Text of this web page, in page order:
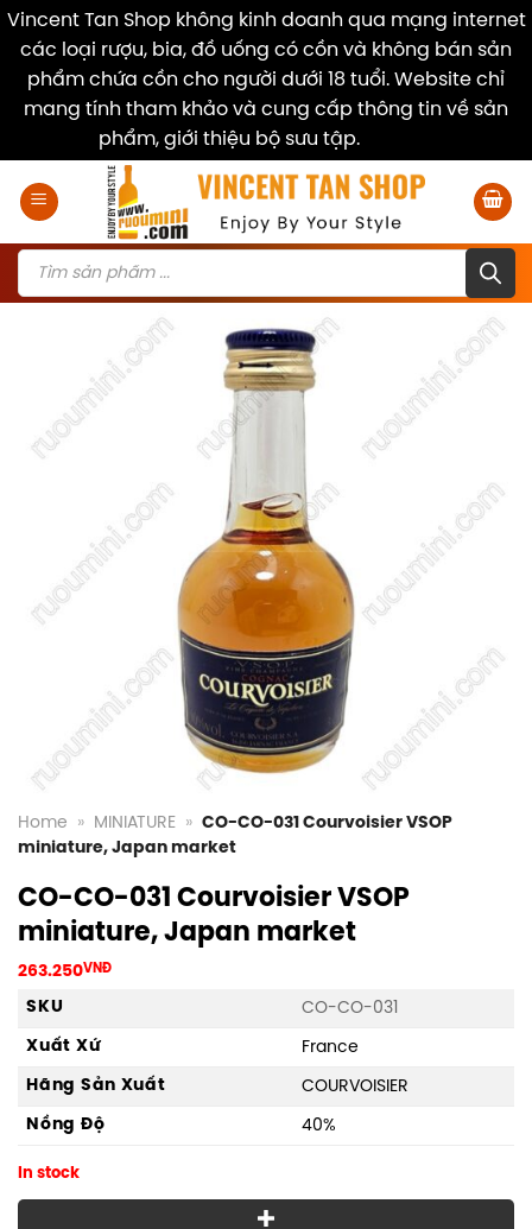
Vincent Tan Shop không kinh doanh qua mạng internet
các loại rượu, bia, đồ uống có cồn và không bán sản
phẩm chứa cồn cho người dưới 18 tuổi. Website chỉ
mang tính tham khảo và cung cấp thông tin về sản
phẩm, giới thiệu bộ sưu tập.
Products
search
Home » MINIATURE » CO-CO-031 Courvoisier VSOP
miniature, Japan market
CO-CO-031 Courvoisier VSOP
miniature, Japan market
263.250VNĐ
SKU
CO-CO-031
Xuất Xứ
France
Hãng Sản Xuất
COURVOISIER
Nồng Độ
40%
In stock